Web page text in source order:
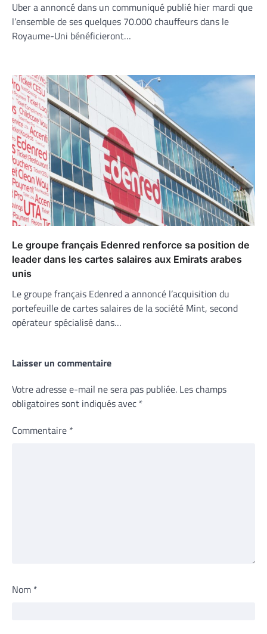
Uber a annoncé dans un communiqué publié hier mardi que
l’ensemble de ses quelques 70.000 chauffeurs dans le
Royaume-Uni bénéficieront…
Le groupe français Edenred renforce sa position de
leader dans les cartes salaires aux Emirats arabes
unis
Le groupe français Edenred a annoncé l’acquisition du
portefeuille de cartes salaires de la société Mint, second
opérateur spécialisé dans…
Laisser un commentaire
Votre adresse e-mail ne sera pas publiée. Les champs
obligatoires sont indiqués avec *
Commentaire *
Nom *